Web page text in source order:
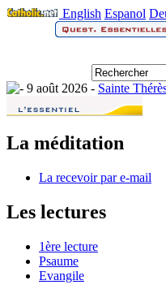
English Espanol
9 août 2026 - Sainte
La méditation
La recevoir par e-mail
Les lectures
1ère lecture
Psaume
Evangile